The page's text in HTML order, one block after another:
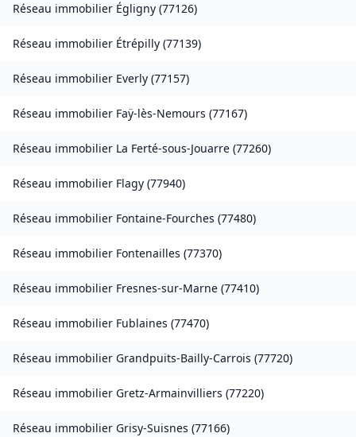
Réseau immobilier Égligny (77126)
Réseau immobilier Étrépilly (77139)
Réseau immobilier Everly (77157)
Réseau immobilier Faÿ-lès-Nemours (77167)
Réseau immobilier La Ferté-sous-Jouarre (77260)
Réseau immobilier Flagy (77940)
Réseau immobilier Fontaine-Fourches (77480)
Réseau immobilier Fontenailles (77370)
Réseau immobilier Fresnes-sur-Marne (77410)
Réseau immobilier Fublaines (77470)
Réseau immobilier Grandpuits-Bailly-Carrois (77720)
Réseau immobilier Gretz-Armainvilliers (77220)
Réseau immobilier Grisy-Suisnes (77166)